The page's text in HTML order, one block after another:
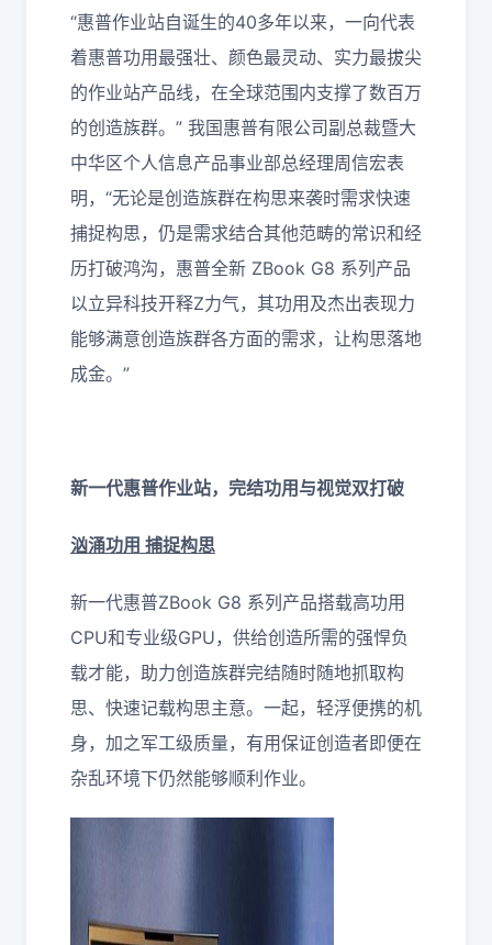
“惠普作业站自诞生的40多年以来，一向代表
着惠普功用最强壮、颜色最灵动、实力最拔尖
的作业站产品线，在全球范围内支撑了数百万
的创造族群。” 我国惠普有限公司副总裁暨大
中华区个人信息产品事业部总经理周信宏表
明，“无论是创造族群在构思来袭时需求快速
捕捉构思，仍是需求结合其他范畴的常识和经
历打破鸿沟，惠普全新 ZBook G8 系列产品
以立异科技开释Z力气，其功用及杰出表现力
能够满意创造族群各方面的需求，让构思落地
成金。”
新一代惠普作业站，完结功用与视觉双打破
汹涌功用 捕捉构思
新一代惠普ZBook G8 系列产品搭载高功用
CPU和专业级GPU，供给创造所需的强悍负
载才能，助力创造族群完结随时随地抓取构
思、快速记载构思主意。一起，轻浮便携的机
身，加之军工级质量，有用保证创造者即便在
杂乱环境下仍然能够顺利作业。